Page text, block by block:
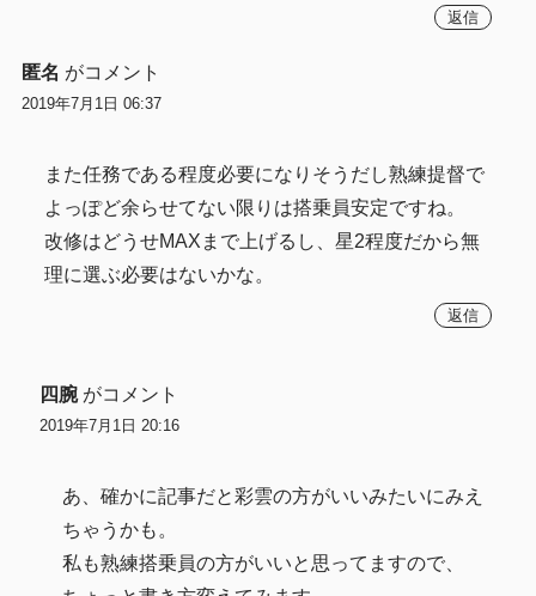
返信
匿名 がコメント
2019年7月1日 06:37
また任務である程度必要になりそうだし熟練提督で
よっぽど余らせてない限りは搭乗員安定ですね。
改修はどうせMAXまで上げるし、星2程度だから無
理に選ぶ必要はないかな。
返信
四腕 がコメント
2019年7月1日 20:16
あ、確かに記事だと彩雲の方がいいみたいにみえ
ちゃうかも。
私も熟練搭乗員の方がいいと思ってますので、